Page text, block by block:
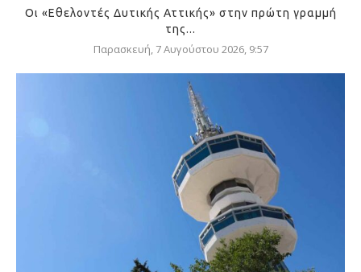
Οι «Εθελοντές Δυτικής Αττικής» στην πρώτη γραμμή
της...
Παρασκευή, 7 Αυγούστου 2026, 9:57